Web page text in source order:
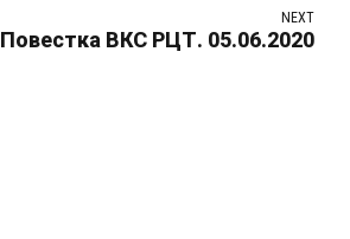
NEXT
Повестка ВКС РЦТ. 05.06.2020